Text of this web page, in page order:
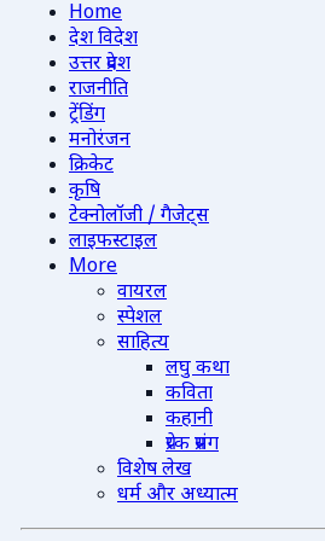
Home
देश विदेश
उत्तर प्रदेश
राजनीति
ट्रेंडिंग
मनोरंजन
क्रिकेट
कृषि
टेक्नोलॉजी / गैजेट्स
लाइफस्टाइल
More
वायरल
स्पेशल
साहित्य
लघु कथा
कविता
कहानी
प्रेरक प्रसंग
विशेष लेख
धर्म और अध्यात्म